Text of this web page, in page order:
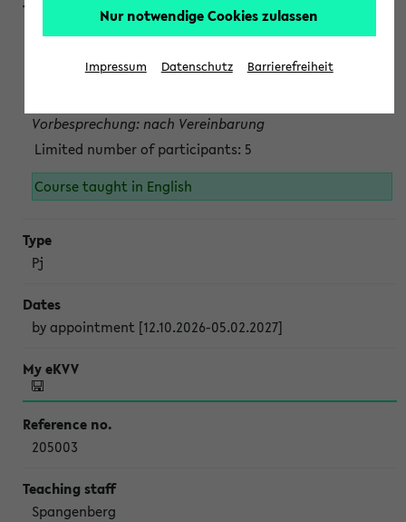
Projektmodul "Bakterielle Biotechnologie"
Persönliche Anmeldung beim Veranstalter ist unbedingt
Vorbesprechung: nach Vereinbarung
Limited number of participants: 5
Course taught in English
Pj
by appointment [12.10.2026-05.02.2027]
205003
Spangenberg
Nur notwendige Cookies zulassen
Impressum Datenschutz Barrierefreiheit